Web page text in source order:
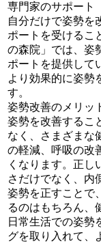
専門家のサポート
自分だけで姿勢を
ポートを受けるこ
の森院」では、姿
ポートを提供して
より効果的に姿勢
す。
姿勢改善のメリッ
姿勢を改善するこ
なく、さまざまな
の軽減、呼吸の改
くなります。正し
さだけでなく、内
姿勢を正すことで
るのはもちろん、
日常生活での姿勢
グを取り入れて、